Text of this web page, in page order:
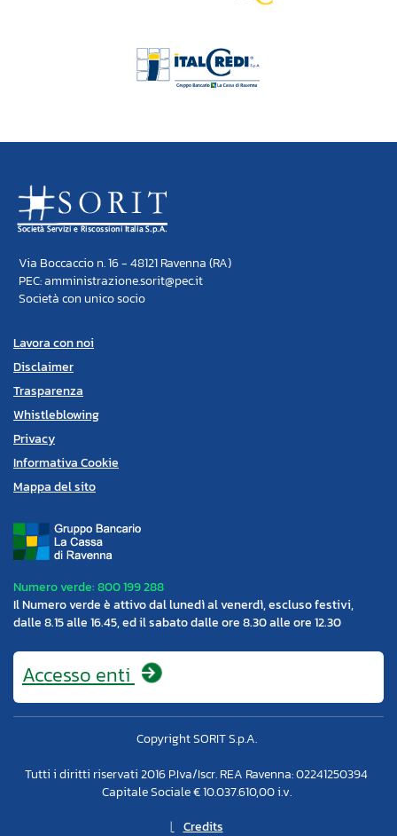
Via Boccaccio n. 16 - 48121 Ravenna (RA)
PEC: amministrazione.sorit@pec.it
Società con unico socio
Lavora con noi
Disclaimer
Trasparenza
Whistleblowing
Privacy
Informativa Cookie
Mappa del sito
Numero verde: 800 199 288
Il Numero verde è attivo dal lunedì al venerdì, escluso festivi,
dalle 8.15 alle 16.45, ed il sabato dalle ore 8.30 alle ore 12.30
Accesso enti
Copyright SORIT S.p.A.
Tutti i diritti riservati 2016 P.Iva/Iscr. REA Ravenna: 02241250394
Capitale Sociale € 10.037.610,00 i.v.
Credits